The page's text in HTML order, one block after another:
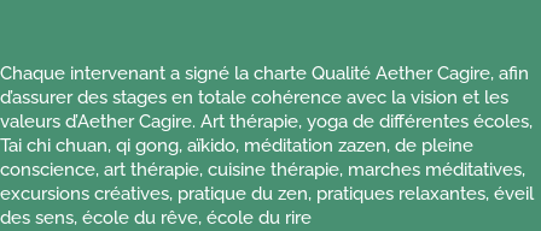
Chaque intervenant a signé la charte Qualité Aether Cagire, afin
d’assurer des stages en totale cohérence avec la vision et les
valeurs d’Aether Cagire. Art thérapie, yoga de différentes écoles,
Tai chi chuan, qi gong, aïkido, méditation zazen, de pleine
conscience, art thérapie, cuisine thérapie, marches méditatives,
excursions créatives, pratique du zen, pratiques relaxantes, éveil
des sens, école du rêve, école du rire